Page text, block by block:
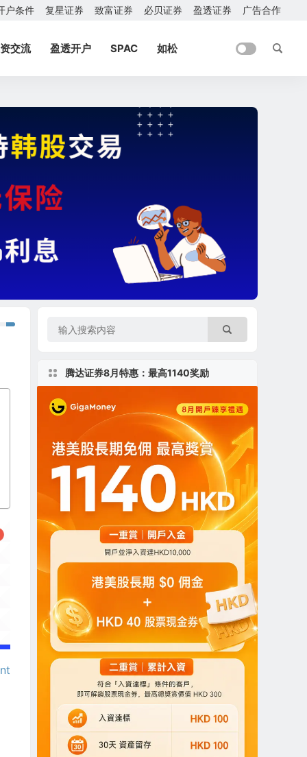
户条件 复星证券 致富证券 必贝证券 盈透证券 广告合作
交流 盈透开户 SPAC 如松
腾达证券8月特惠：最高1140奖励